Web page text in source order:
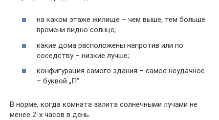
на каком этаже жилище – чем выше, тем больше
времени видно солнце;
какие дома расположены напротив или по
соседству – низкие лучше;
конфигурация самого здания – самое неудачное
– буквой „П“.
В норме, когда комната залита солнечными лучами не
менее 2-х часов в день.